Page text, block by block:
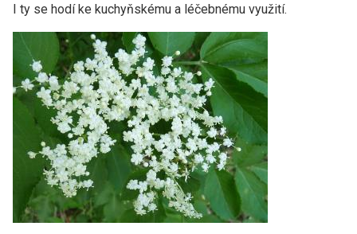
I ty se hodí ke kuchyňskému a léčebnému využití.